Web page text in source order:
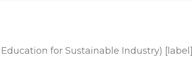
for Sustainable Industry) [label]